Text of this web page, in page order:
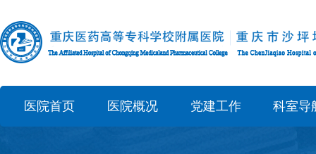
医院首页 医院概况 党建工作 科室导